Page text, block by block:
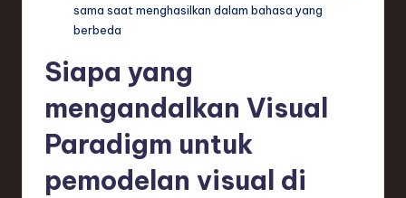
sama saat menghasilkan dalam bahasa yang
berbeda
Siapa yang
mengandalkan Visual
Paradigm untuk
pemodelan visual di